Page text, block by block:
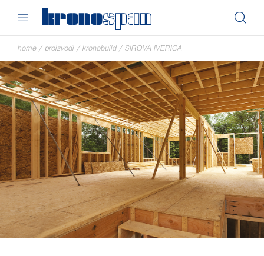
home / proizvodi / kronobuild / SIROVA IVERICA